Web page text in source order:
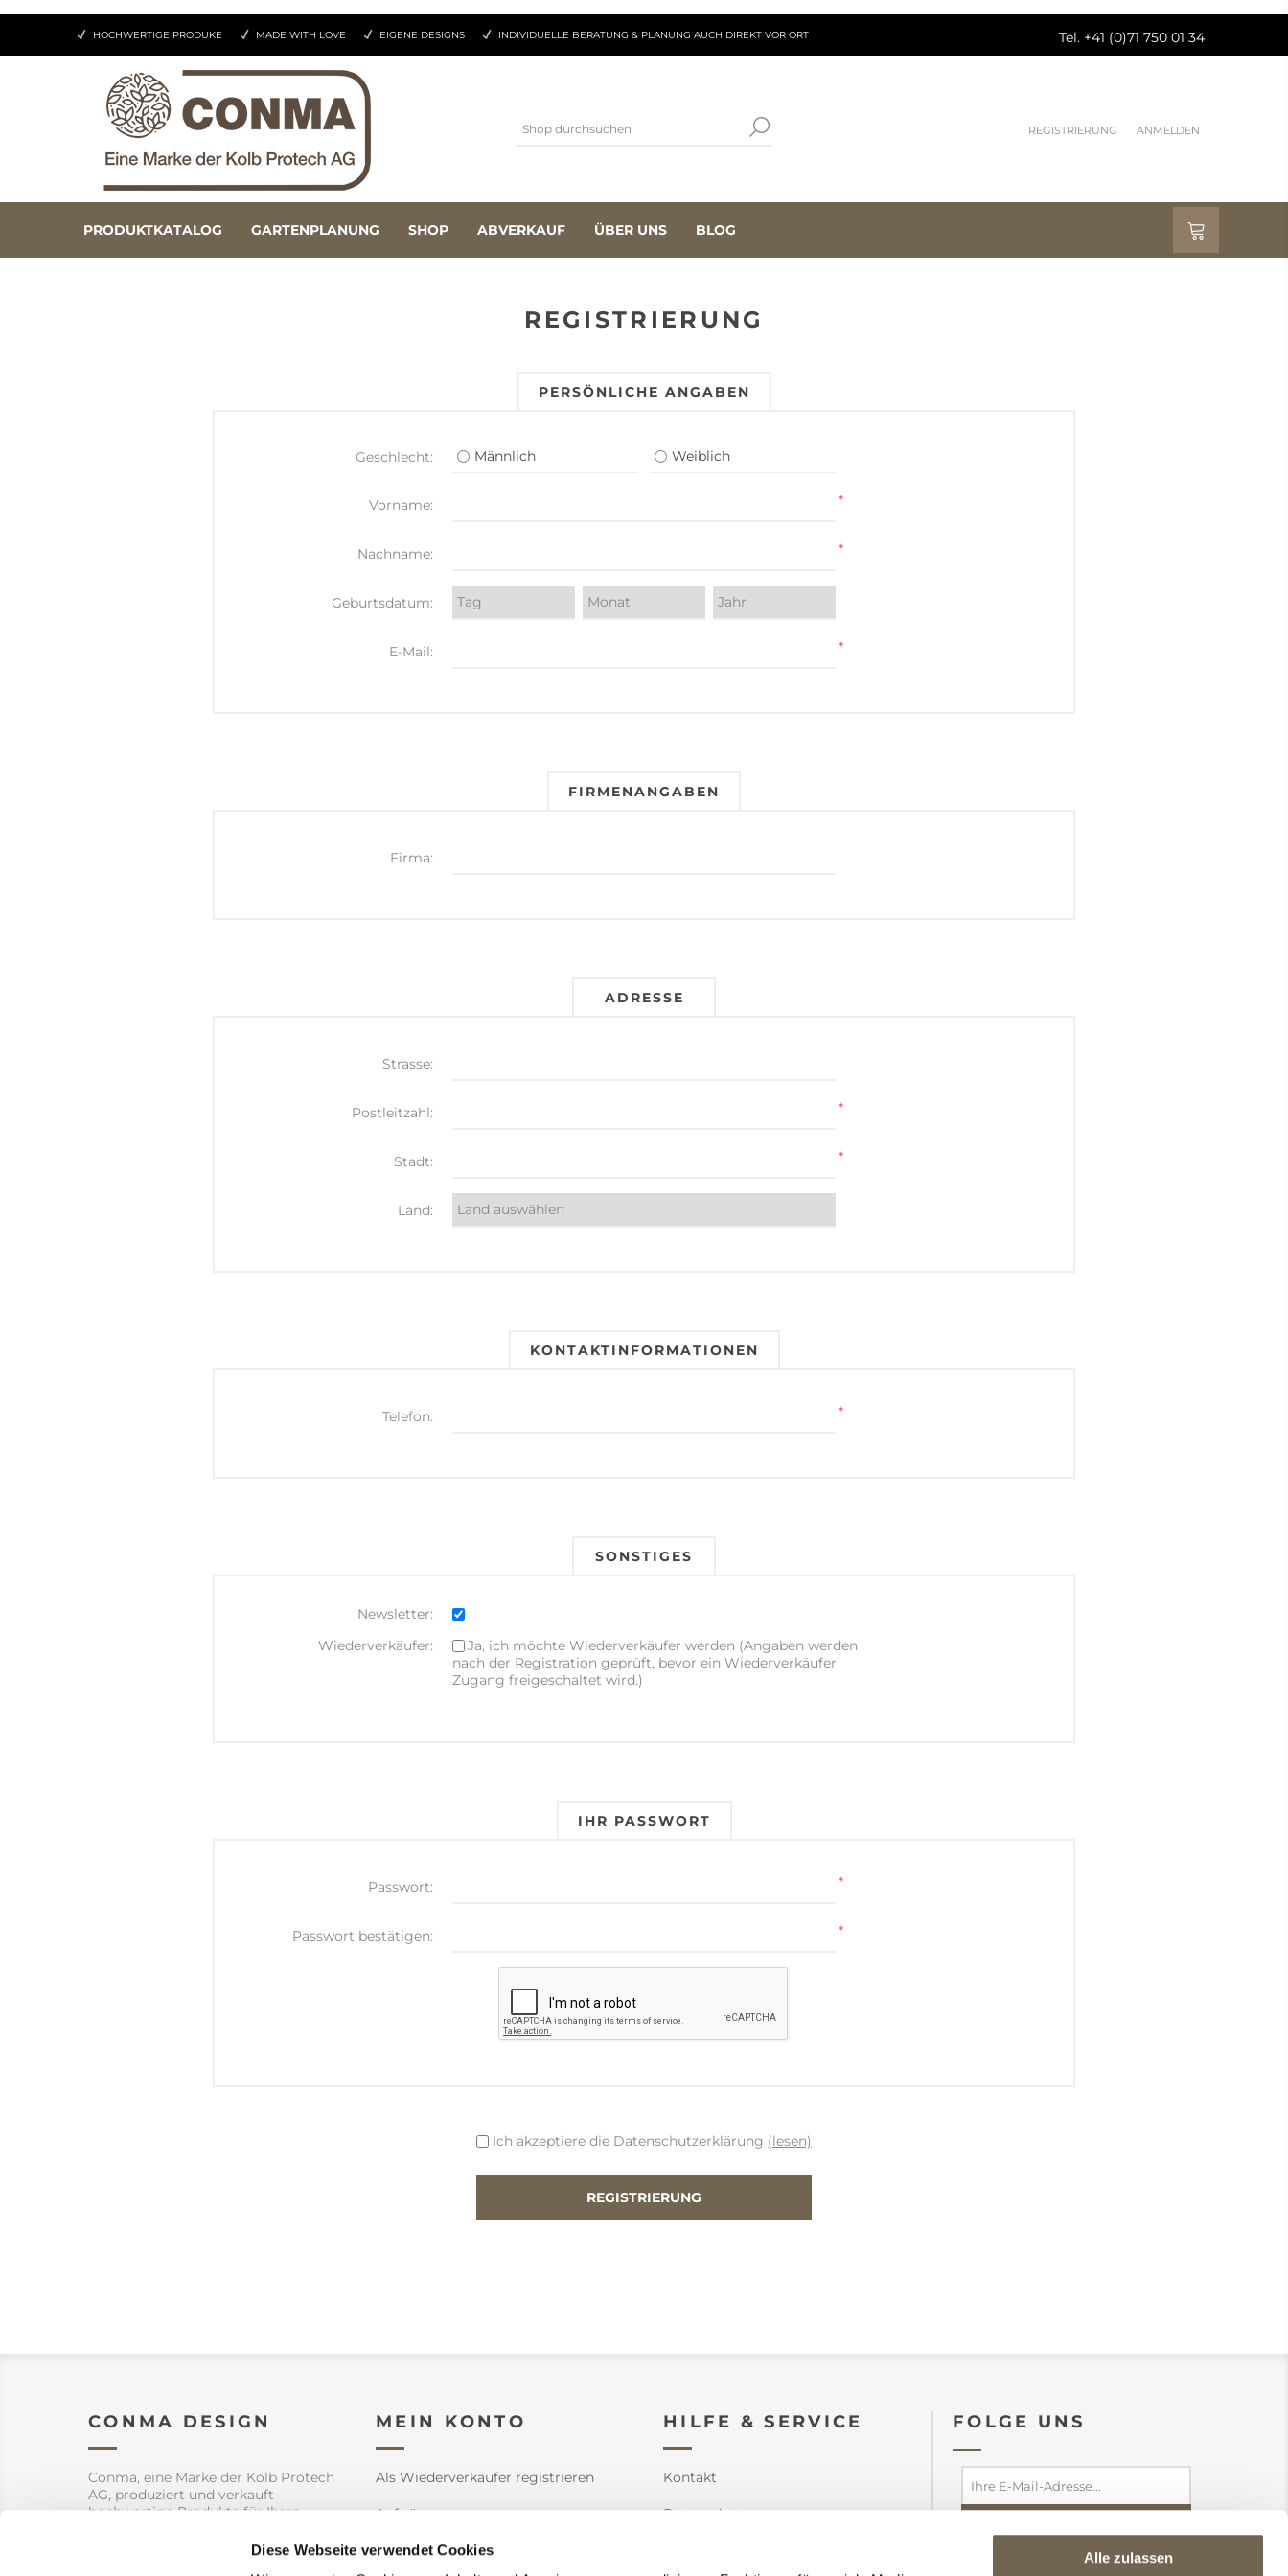
Diese Webseite verwendet Cookies
Alle zulassen
HOCHWERTIGE PRODUKE MADE WITH LOVE EIGENE DESIGNS INDIVIDUELLE BERATUNG & PLANUNG AUCH DIREKT VOR ORT Tel. +41 (0)71 750 01 34
REGISTRIERUNG ANMELDEN
PRODUKTKATALOG GARTENPLANUNG SHOP ABVERKAUF ÜBER UNS BLOG
REGISTRIERUNG
PERSÖNLICHE ANGABEN
Geschlecht: Männlich Weiblich
Vorname: *
Nachname: *
Geburtsdatum:
E-Mail: *
FIRMENANGABEN
Firma:
ADRESSE
Strasse:
Postleitzahl: *
Stadt: *
Land:
KONTAKTINFORMATIONEN
Telefon: *
SONSTIGES
Newsletter:
Wiederverkäufer:
Ja, ich möchte Wiederverkäufer werden (Angaben werden
nach der Registration geprüft, bevor ein Wiederverkäufer
Zugang freigeschaltet wird.)
IHR PASSWORT
Passwort: *
Passwort bestätigen: *
Ich akzeptiere die Datenschutzerklärung (lesen)
CONMA DESIGN
Conma, eine Marke der Kolb Protech
AG, produziert und verkauft
hochwertige Produkte für Ihren
MEIN KONTO
Als Wiederverkäufer registrieren
Aufträge
Adressen
HILFE & SERVICE
Kontakt
Datenschutz
FOLGE UNS
abbestellen